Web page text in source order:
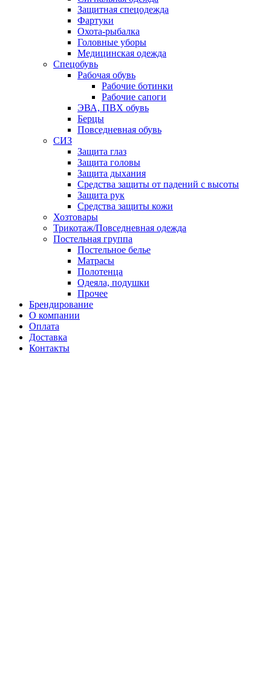
Защитная спецодежда
Фартуки
Охота-рыбалка
Головные уборы
Медицинская одежда
Спецобувь
Рабочая обувь
Рабочие ботинки
Рабочие сапоги
ЭВА, ПВХ обувь
Берцы
Повседневная обувь
СИЗ
Защита глаз
Защита головы
Защита дыхания
Средства защиты от падений с высоты
Защита рук
Средства защиты кожи
Хозтовары
Трикотаж/Повседневная одежда
Постельная группа
Постельное белье
Матрасы
Полотенца
Одеяла, подушки
Прочее
Брендирование
О компании
Оплата
Доставка
Контакты